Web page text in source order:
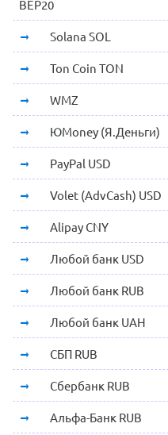
BEP20
Solana SOL
Ton Coin TON
WMZ
ЮMoney (Я.Деньги)
PayPal USD
Volet (AdvCash) USD
Alipay CNY
Любой банк USD
Любой банк RUB
Любой банк UAH
СБП RUB
Сбербанк RUB
Альфа-Банк RUB